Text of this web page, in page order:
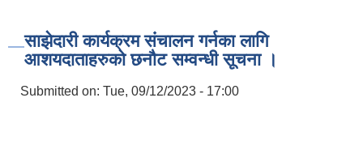
साझेदारी कार्यक्रम संचालन गर्नका लागि
आशयदाताहरुको छनौट सम्वन्धी सूचना ।
Submitted on: Tue, 09/12/2023 - 17:00